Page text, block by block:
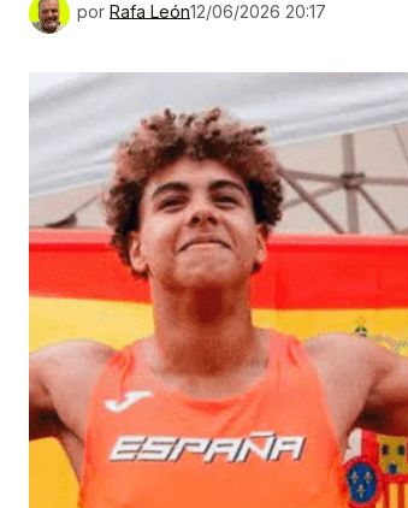
por Rafa León12/06/2026 20:17